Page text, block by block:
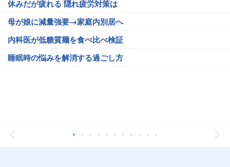
休みだが疲れる 隠れ疲労対策は
母が娘に減量強要→家庭内別居へ
内科医が低糖質麺を食べ比べ検証
睡眠時の悩みを解消する過ごし方